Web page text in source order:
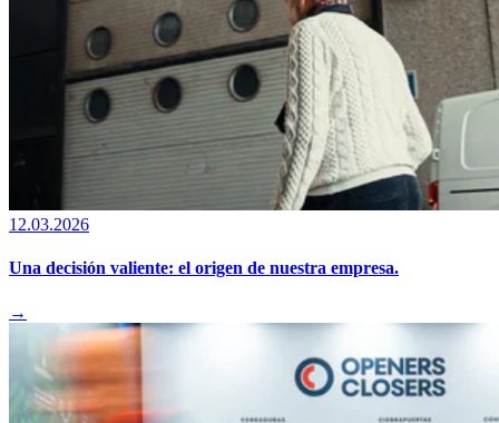
12.03.2026
Una decisión valiente: el origen de nuestra empresa.
→